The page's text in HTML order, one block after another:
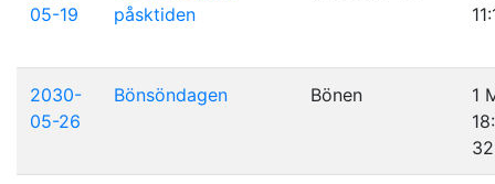
05-19
påsktiden
2030-
05-26
Bönsöndagen Bönen
1
32